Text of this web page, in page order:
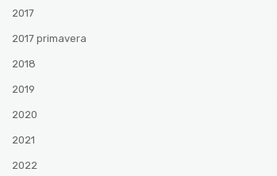
2017
2017 primavera
2018
2019
2020
2021
2022